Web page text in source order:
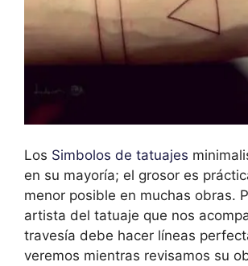
Los Simbolos de tatuajes
en su mayoría; el grosor es
menor posible en muchas obras.
artista del tatuaje que nos
travesía debe hacer líneas
veremos mientras revisamos su